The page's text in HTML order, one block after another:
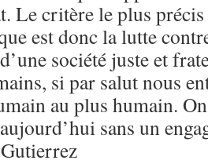
Le critère le plus
est donc la lutte
société juste et
si par salut nous
au plus humain.
sans un